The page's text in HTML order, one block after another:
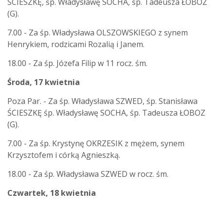
(G).
7.00 - Za śp. Władysława OLSZOWSKIEGO z synem
Henrykiem, rodzicami Rozalią i Janem.
18.00 - Za śp. Józefa Filip w 11 rocz. śm.
Środa, 17 kwietnia
Poza Par. - Za śp. Władysława SZWED, śp. Stanisława
ŚCIESZKĘ śp. Władysławę SOCHA, śp. Tadeusza ŁOBOZ
(G).
7.00 - Za śp. Krystynę OKRZESIK z mężem, synem
Krzysztofem i córką Agnieszką.
18.00 - Za śp. Władysława SZWED w rocz. śm.
Czwartek, 18 kwietnia